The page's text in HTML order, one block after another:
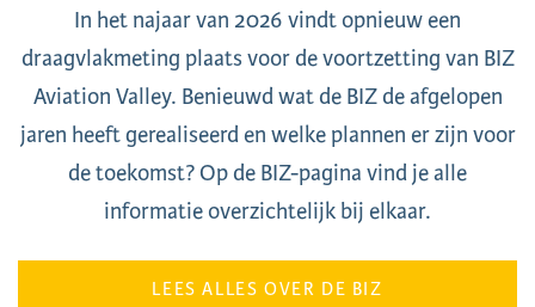
In het najaar van 2026 vindt opnieuw een
draagvlakmeting plaats voor de voortzetting van BIZ
Aviation Valley. Benieuwd wat de BIZ de afgelopen
jaren heeft gerealiseerd en welke plannen er zijn voor
de toekomst? Op de BIZ-pagina vind je alle
informatie overzichtelijk bij elkaar.
LEES ALLES OVER DE BIZ